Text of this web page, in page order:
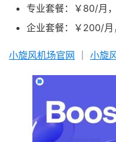
专业套餐：￥80/月
企业套餐：￥200/月
小旋风机场官网 小旋